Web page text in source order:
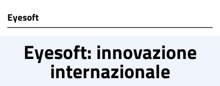
Eyesoft
Eyesoft: innovazione
internazionale